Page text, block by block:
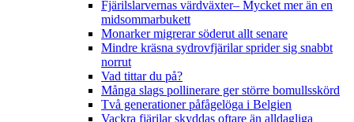
Fjärilslarvernas värdväxter– Mycket mer än en
midsommarbukett
Monarker migrerar söderut allt senare
Mindre kräsna sydrovfjärilar sprider sig snabbt
norrut
Vad tittar du på?
Många slags pollinerare ger större bomullsskörd
Två generationer påfågelöga i Belgien
Vackra fjärilar skyddas oftare än alldagliga